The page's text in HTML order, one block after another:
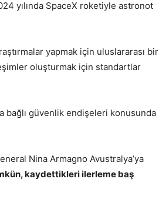
yılında SpaceX roketiyle astronot
yapmak için uluslararası bir
oluşturmak için standartlar
bağlı güvenlik endişeleri konusunda
Nina Armagno Avustralya’ya
kaydettikleri ilerleme baş